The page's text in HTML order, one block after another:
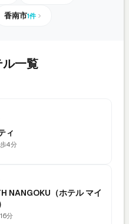
香南市1件
一覧
ィ
4分
NANGOKU（ホテル マイ
分